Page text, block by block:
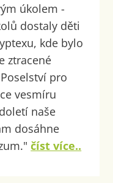
úkolem -
dostaly děti
kde bylo
ztracené
pro
vesmíru
naše
dosáhne
číst více..